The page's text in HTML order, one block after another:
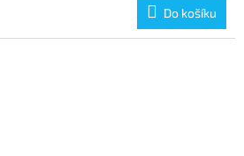
Do košíku